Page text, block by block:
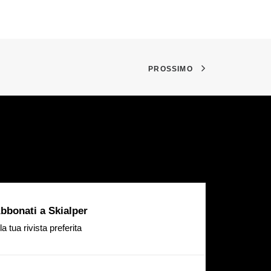
PROSSIMO
a Skialper
la tua rivista preferita